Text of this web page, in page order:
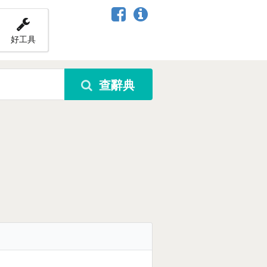
好工具
查辭典